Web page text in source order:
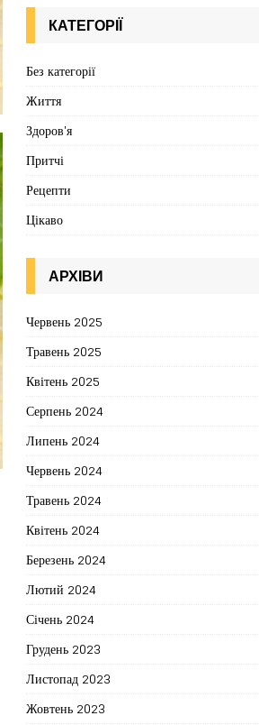
КАТЕГОРІЇ
Без категорії
Життя
Здоров'я
Притчі
Рецепти
Цікаво
АРХІВИ
Червень 2025
Травень 2025
Квітень 2025
Серпень 2024
Липень 2024
Червень 2024
Травень 2024
Квітень 2024
Березень 2024
Лютий 2024
Січень 2024
Грудень 2023
Листопад 2023
Жовтень 2023